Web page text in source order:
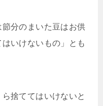
分のまいた豆はお供
いけないもの」とも
捨ててはいけないと